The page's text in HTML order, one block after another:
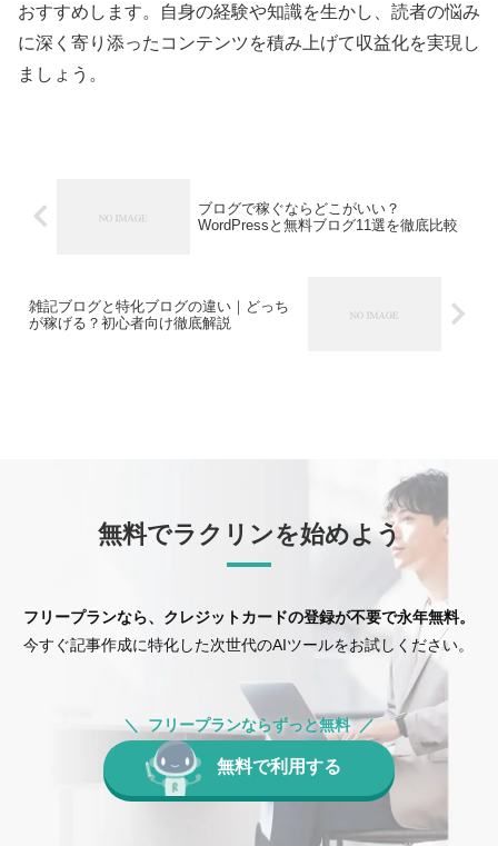
おすすめします。自身の経験や知識を生かし、読者の悩み
に深く寄り添ったコンテンツを積み上げて収益化を実現し
ましょう。
ブログで稼ぐならどこがいい？
WordPressと無料ブログ11選を徹底比較
雑記ブログと特化ブログの違い｜どっち
が稼げる？初心者向け徹底解説
無料でラクリンを始めよう
フリープランなら、クレジットカードの登録が不要で永年無料。
今すぐ記事作成に特化した次世代のAIツールをお試しください。
フリープランならずっと無料
無料で利用する